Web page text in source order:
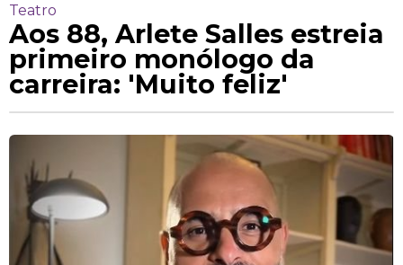
Teatro
Aos 88, Arlete Salles estreia
primeiro monólogo da
carreira: 'Muito feliz'